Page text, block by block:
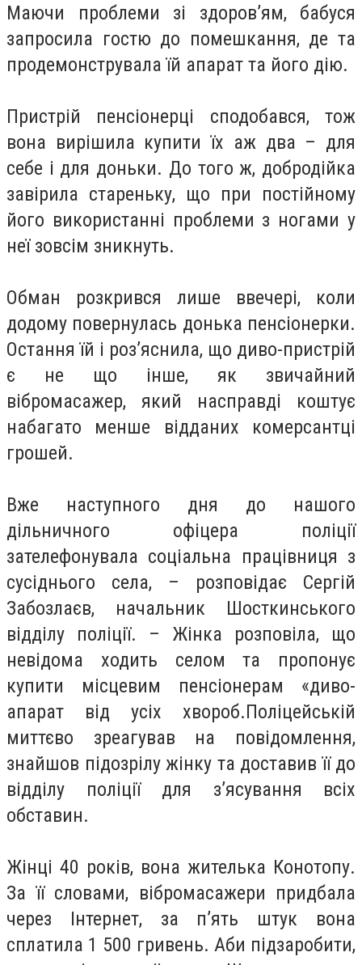
Маючи проблеми зі здоров’ям, бабуся
запросила гостю до помешкання, де та
продемонструвала їй апарат та його дію.
Пристрій пенсіонерці сподобався, тож
вона вирішила купити їх аж два – для
себе і для доньки. До того ж, добродійка
завірила стареньку, що при постійному
його використанні проблеми з ногами у
неї зовсім зникнуть.
Обман розкрився лише ввечері, коли
додому повернулась донька пенсіонерки.
Остання їй і роз’яснила, що диво-пристрій
є не що інше, як звичайний
вібромасажер, який насправді коштує
набагато менше відданих комерсантці
грошей.
Вже наступного дня до нашого
дільничного офіцера поліції
зателефонувала соціальна працівниця з
сусіднього села, – розповідає Сергій
Забозлаєв, начальник Шосткинського
відділу поліції. – Жінка розповіла, що
невідома ходить селом та пропонує
купити місцевим пенсіонерам «диво-
апарат від усіх хвороб.Поліцейській
миттєво зреагував на повідомлення,
знайшов підозрілу жінку та доставив її до
відділу поліції для з’ясування всіх
обставин.
Жінці 40 років, вона жителька Конотопу.
За її словами, вібромасажери придбала
через Інтернет, за п’ять штук вона
сплатила 1 500 гривень. Аби підзаробити,